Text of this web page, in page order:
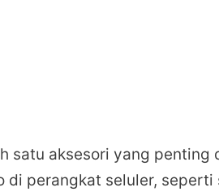
satu aksesori yang penting
di perangkat seluler,